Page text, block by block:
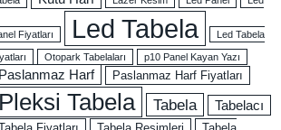
Fiyatları Led Tabela Led Tabela
Otopark Tabelaları p10 Panel Kayan Yazı
Paslanmaz Harf Paslanmaz Harf Fiyatları
Pleksi Tabela Tabela Tabelacı